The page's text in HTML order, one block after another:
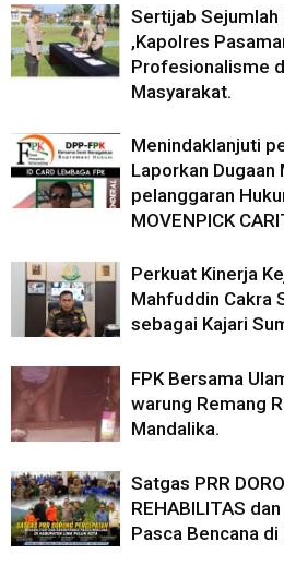
Sertijab Sejumlah
,Kapolres
Profesionalisme
Masyarakat.
Menindaklanjuti
Laporkan
pelanggaran
MOVENPICK
Perkuat Kinerja
Mahfuddin Cakra
sebagai Kajari
FPK Bersama
warung Remang
Mandalika.
Satgas PRR
REHABILITAS
Pasca Bencana